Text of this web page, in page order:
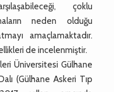
çoklu
neden olduğu
amaçlamaktadır.
de incelenmiştir.
Üniversitesi Gülhane
(Gülhane Askeri Tıp